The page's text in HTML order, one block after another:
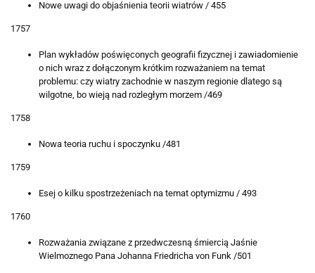
Nowe uwagi do objaśnienia teorii wiatrów / 455
1757
Plan wykładów poświęconych geografii fizycznej i zawiadomienie
o nich wraz z dołączonym krótkim rozważaniem na temat
problemu: czy wiatry zachodnie w naszym regionie dlatego są
wilgotne, bo wieją nad rozległym morzem /469
1758
Nowa teoria ruchu i spoczynku /481
1759
Esej o kilku spostrzeżeniach na temat optymizmu / 493
1760
Rozważania związane z przedwczesną śmiercią Jaśnie
Wielmoznego Pana Johanna Friedricha von Funk /501